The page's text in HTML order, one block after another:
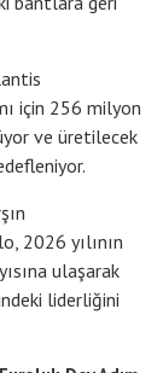
için 256 milyon
ve üretilecek
2026 yılının
ulaşarak
liderliğini